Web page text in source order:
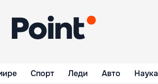
Спорт Леди Авто Наука